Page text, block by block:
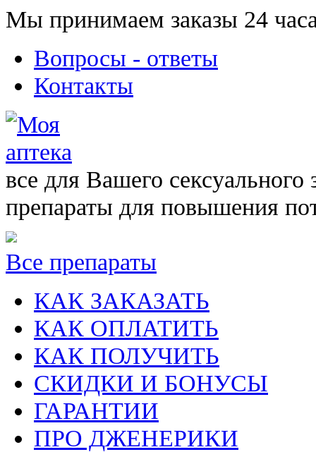
Мы принимаем заказы 24
Вопросы - ответы
Контакты
все для Вашего сексуального
препараты для повышения
Все препараты
КАК ЗАКАЗАТЬ
КАК ОПЛАТИТЬ
КАК ПОЛУЧИТЬ
СКИДКИ И БОНУСЫ
ГАРАНТИИ
ПРО ДЖЕНЕРИКИ